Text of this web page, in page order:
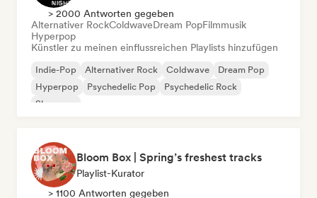
> 2000 Antworten gegeben
Alternativer RockColdwaveDream PopFilmmusik
Hyperpop
Künstler zu meinen einflussreichen Playlists hinzufügen
Indie-Pop Alternativer Rock Coldwave
Dream Pop
Hyperpop
Psychedelic Pop
Psychedelic Rock
Shoegaze
Bloom Box | Spring’s freshest tracks
Playlist-Kurator
> 1100 Antworten gegeben